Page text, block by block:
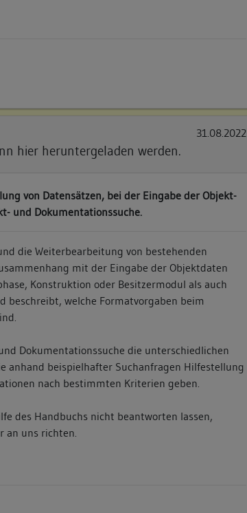
31.08.2022
hier heruntergeladen werden.
von Datensätzen, bei der Eingabe der Objekt-
und Dokumentationssuche.
die Weiterbearbeitung von bestehenden
mit der Eingabe der Objektdaten
Konstruktion oder Besitzermodul als auch
beschreibt, welche Formatvorgaben beim
Dokumentationssuche die unterschiedlichen
anhand beispielhafter Suchanfragen Hilfestellung
nach bestimmten Kriterien geben.
des Handbuchs nicht beantworten lassen,
an uns richten.